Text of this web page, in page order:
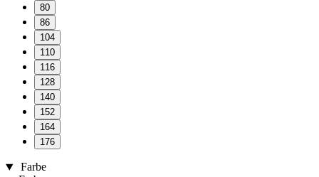
80
86
104
110
116
128
140
152
164
176
Farbe